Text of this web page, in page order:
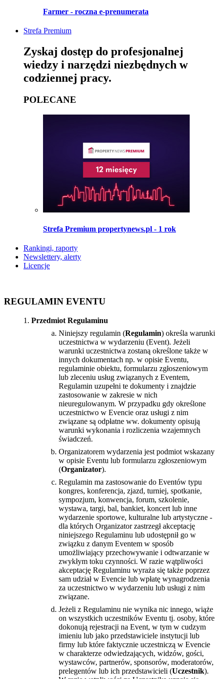
Farmer - roczna e-prenumerata
Strefa Premium
Zyskaj dostęp do profesjonalnej
wiedzy i narzędzi niezbędnych w
codziennej pracy.
POLECANE
Strefa Premium propertynews.pl - 1 rok
Rankingi, raporty
Newslettery, alerty
Licencje
REGULAMIN EVENTU
Przedmiot Regulaminu
Niniejszy regulamin (Regulamin) określa warunki
uczestnictwa w wydarzeniu (Event). Jeżeli
warunki uczestnictwa zostaną określone także w
innych dokumentach np. w opisie Eventu,
regulaminie obiektu, formularzu zgłoszeniowym
lub zleceniu usług związanych z Eventem,
Regulamin uzupełni te dokumenty i znajdzie
zastosowanie w zakresie w nich
nieuregulowanym. W przypadku gdy określone
uczestnictwo w Evencie oraz usługi z nim
związane są odpłatne ww. dokumenty opisują
warunki wykonania i rozliczenia wzajemnych
świadczeń.
Organizatorem wydarzenia jest podmiot wskazany
w opisie Eventu lub formularzu zgłoszeniowym
(Organizator).
Regulamin ma zastosowanie do Eventów typu
kongres, konferencja, zjazd, turniej, spotkanie,
sympozjum, konwencja, forum, szkolenie,
wystawa, targi, bal, bankiet, koncert lub inne
wydarzenie sportowe, kulturalne lub artystyczne -
dla których Organizator zastrzegł akceptację
niniejszego Regulaminu lub udostępnił go w
związku z danym Eventem w sposób
umożliwiający przechowywanie i odtwarzanie w
zwykłym toku czynności. W razie wątpliwości
akceptację Regulaminu wyraża się także poprzez
sam udział w Evencie lub wpłatę wynagrodzenia
za uczestnictwo w wydarzeniu lub usługi z nim
związane.
Jeżeli z Regulaminu nie wynika nic innego, wiąże
on wszystkich uczestników Eventu tj. osoby, które
dokonują rejestracji na Event, w tym w cudzym
imieniu lub jako przedstawiciele instytucji lub
firmy lub które faktycznie uczestniczą w Evencie
w charakterze odwiedzających, widzów, gości,
wystawców, partnerów, sponsorów, moderatorów,
prelegentów lub ich przedstawicieli (Uczestnik).